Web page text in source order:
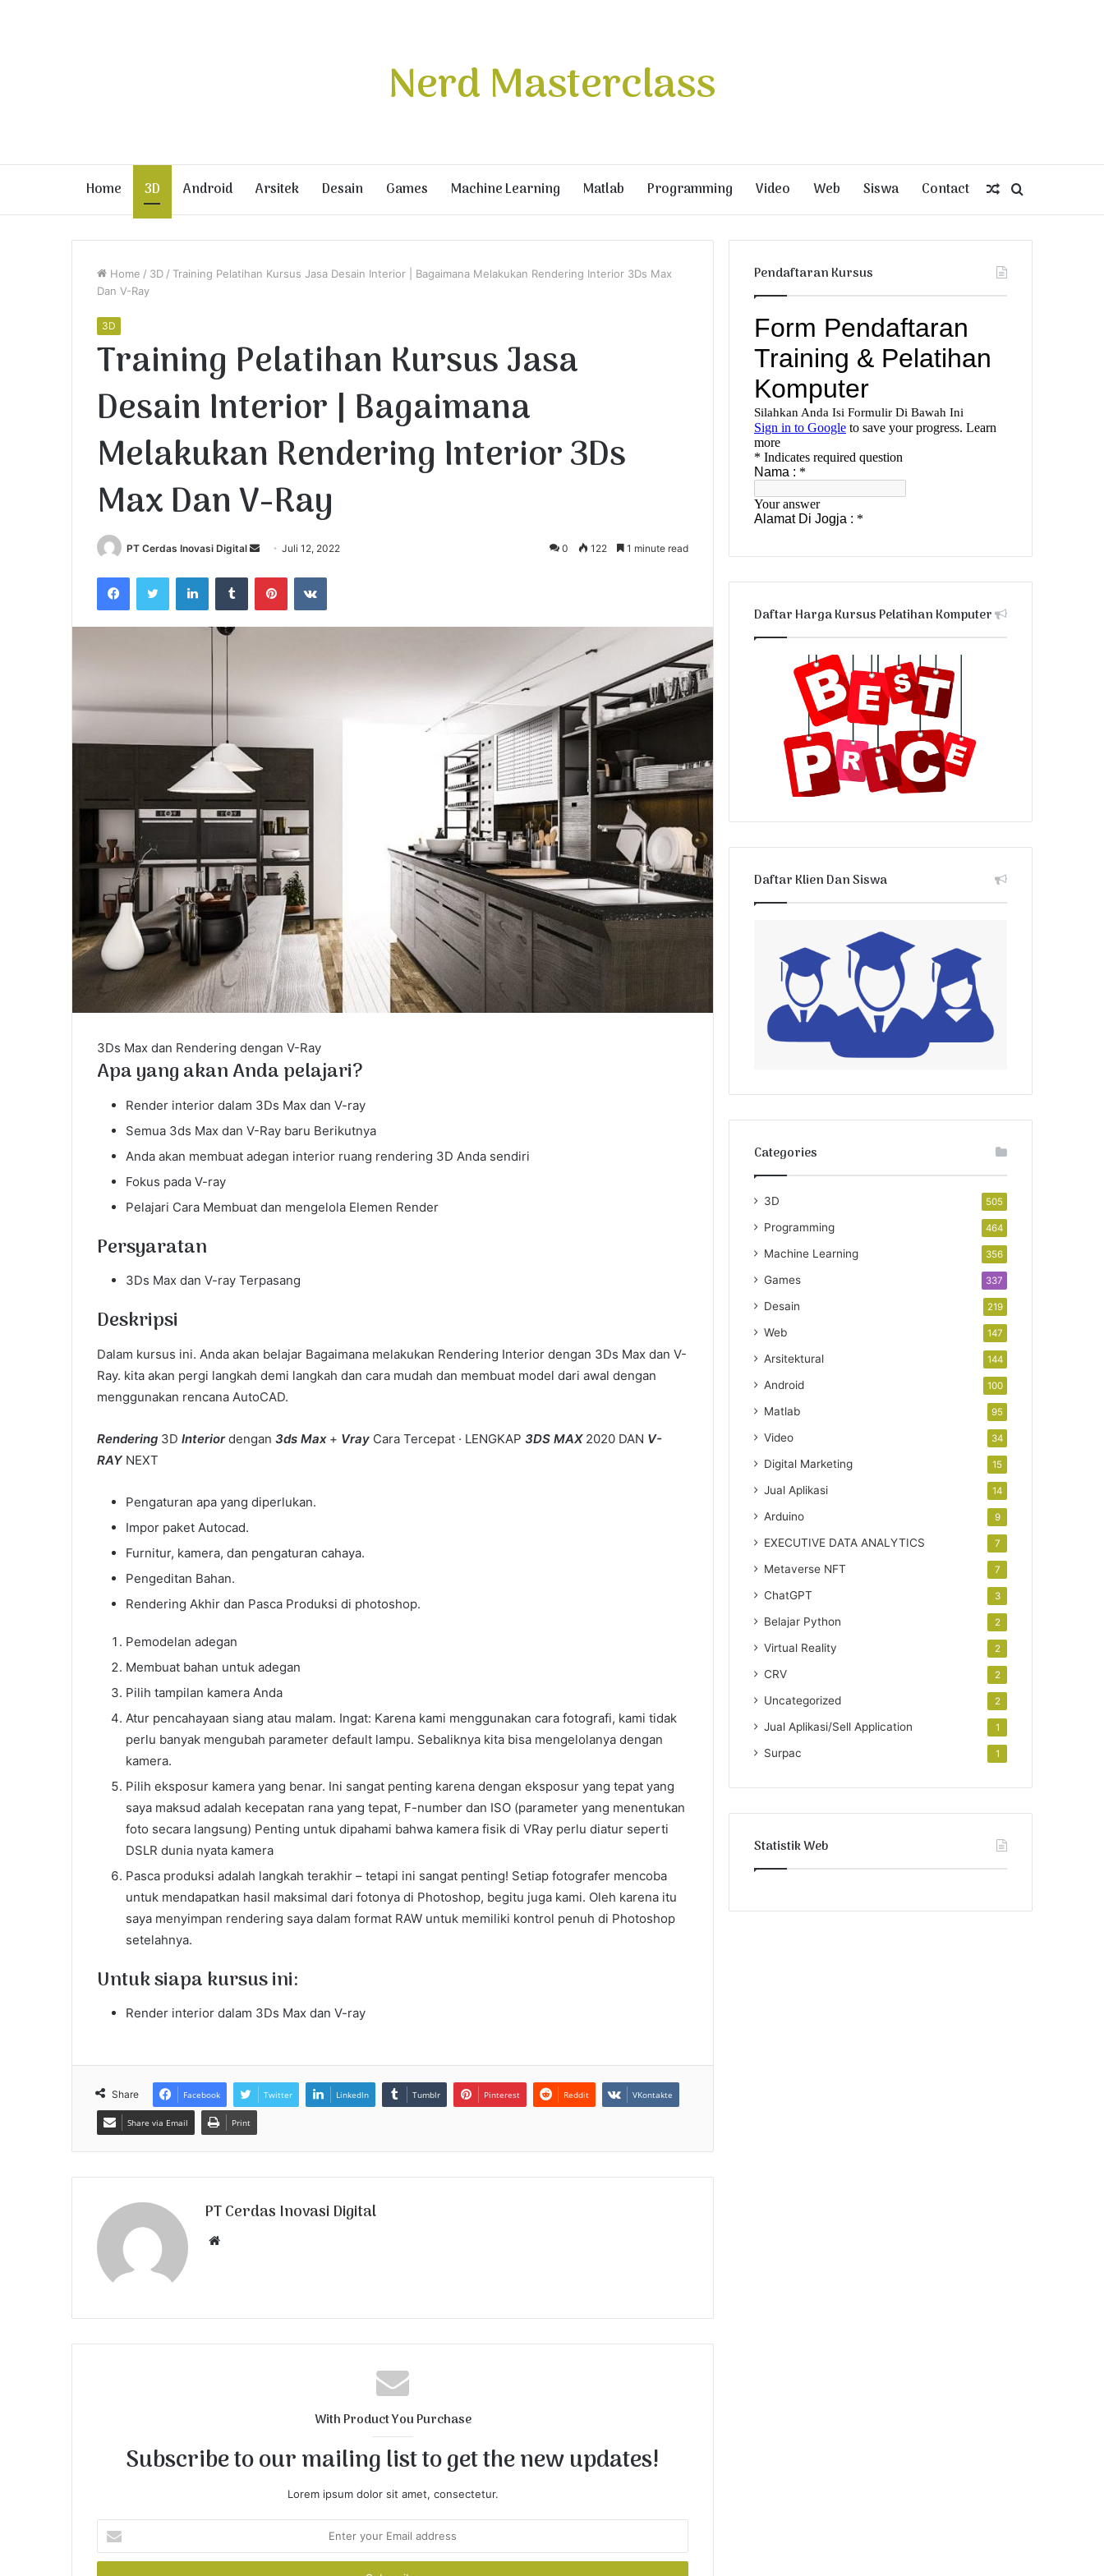
Nerd Masterclass
Home 3D Android Arsitek Desain Games Machine Learning Matlab Programming Video Web Siswa Contact
for
Random
Article
Home / 3D / Training Pelatihan Kursus Jasa Desain Interior | Bagaimana Melakukan Rendering Interior 3Ds Max
Dan V-Ray
3D
Training Pelatihan Kursus Jasa
Desain Interior | Bagaimana
Melakukan Rendering Interior 3Ds
Max Dan V-Ray
PT Cerdas Inovasi Digital
d
a
l
Juli 12, 2022 0 122 1 minute read
3Ds Max dan Rendering dengan V-Ray
Apa yang akan Anda pelajari?
Render interior dalam 3Ds Max dan V-ray
Semua 3ds Max dan V-Ray baru Berikutnya
Anda akan membuat adegan interior ruang rendering 3D Anda sendiri
Fokus pada V-ray
Pelajari Cara Membuat dan mengelola Elemen Render
Persyaratan
3Ds Max dan V-ray Terpasang
Deskripsi
Dalam kursus ini. Anda akan belajar Bagaimana melakukan Rendering Interior dengan 3Ds Max dan V-
Ray. kita akan pergi langkah demi langkah dan cara mudah dan membuat model dari awal dengan
menggunakan rencana AutoCAD.
Rendering 3D Interiordengan 3ds Max+ Vray Cara Tercepat · LENGKAP 3DS MAX2020 DAN V-
RAY NEXT
Pengaturan apa yang diperlukan.
Impor paket Autocad.
Furnitur, kamera, dan pengaturan cahaya.
Pengeditan Bahan.
Rendering Akhir dan Pasca Produksi di photoshop.
Pemodelan adegan
Membuat bahan untuk adegan
Pilih tampilan kamera Anda
Atur pencahayaan siang atau malam. Ingat: Karena kami menggunakan cara fotografi, kami tidak
perlu banyak mengubah parameter default lampu. Sebaliknya kita bisa mengelolanya dengan
kamera.
Pilih eksposur kamera yang benar. Ini sangat penting karena dengan eksposur yang tepat yang
saya maksud adalah kecepatan rana yang tepat, F-number dan ISO (parameter yang menentukan
foto secara langsung) Penting untuk dipahami bahwa kamera fisik di VRay perlu diatur seperti
DSLR dunia nyata kamera
Pasca produksi adalah langkah terakhir – tetapi ini sangat penting! Setiap fotografer mencoba
untuk mendapatkan hasil maksimal dari fotonya di Photoshop, begitu juga kami. Oleh karena itu
saya menyimpan rendering saya dalam format RAW untuk memiliki kontrol penuh di Photoshop
setelahnya.
Untuk siapa kursus ini:
Render interior dalam 3Ds Max dan V-ray
Share Facebook Twitter LinkedIn Tumblr Pinterest Reddit VKontakte
Share via Email Print
PT Cerdas Inovasi Digital
i
With Product You Purchase
Subscribe to our mailing list to get the new updates!
Lorem ipsum dolor sit amet, consectetur.
t
Pendaftaran Kursus
Daftar Harga Kursus Pelatihan Komputer
Daftar Klien Dan Siswa
Categories
3D 505
Programming 464
Machine Learning 356
Games 337
Desain 219
Web 147
Arsitektural 144
Android 100
Matlab 95
Video 34
Digital Marketing 15
Jual Aplikasi 14
Arduino 9
EXECUTIVE DATA ANALYTICS 7
Metaverse NFT 7
ChatGPT 3
Belajar Python 2
Virtual Reality 2
CRV 2
Uncategorized 2
Jual Aplikasi/Sell Application 1
Surpac 1
Statistik Web